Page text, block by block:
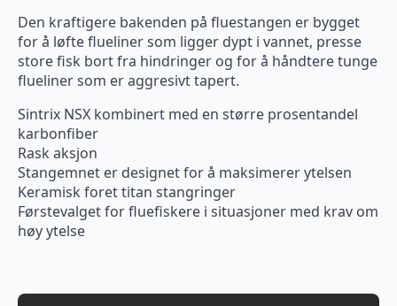
Den kraftigere bakenden på fluestangen er bygget
for å løfte flueliner som ligger dypt i vannet, presse
store fisk bort fra hindringer og for å håndtere tunge
flueliner som er aggresivt tapert.
Sintrix NSX kombinert med en større prosentandel
karbonfiber
Rask aksjon
Stangemnet er designet for å maksimerer ytelsen
Keramisk foret titan stangringer
Førstevalget for fluefiskere i situasjoner med krav om
høy ytelse